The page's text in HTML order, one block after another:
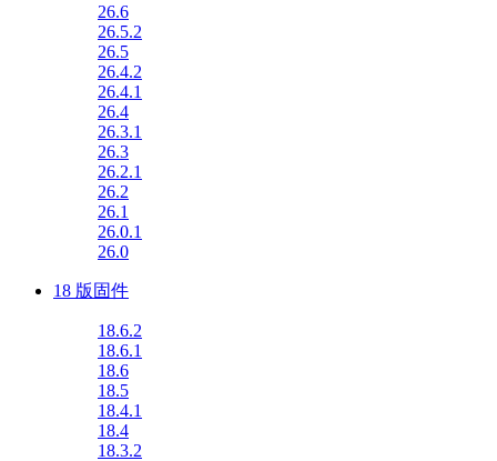
26.6
26.5.2
26.5
26.4.2
26.4.1
26.4
26.3.1
26.3
26.2.1
26.2
26.1
26.0.1
26.0
18 版固件
18.6.2
18.6.1
18.6
18.5
18.4.1
18.4
18.3.2